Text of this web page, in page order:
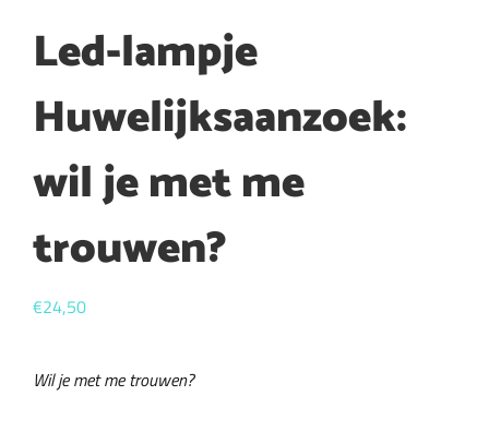
Led-lampje
Huwelijksaanzoek:
wil je met me
trouwen?
€24,50
Wil je met me trouwen?